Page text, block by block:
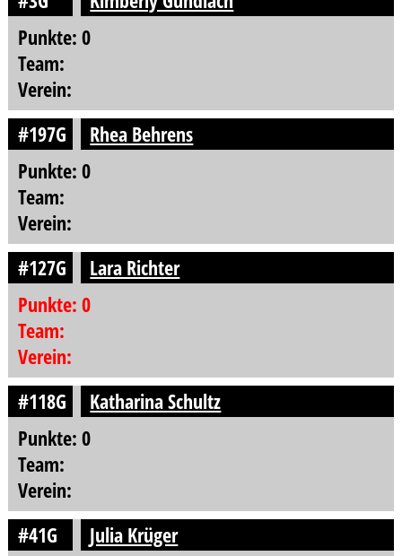
Punkte: 0
Team:
Verein:
#197G
Rhea Behrens
Punkte: 0
Team:
Verein:
#127G
Lara Richter
Punkte: 0
Team:
Verein:
#118G
Katharina Schultz
Punkte: 0
Team:
Verein:
#41G
Julia Krüger